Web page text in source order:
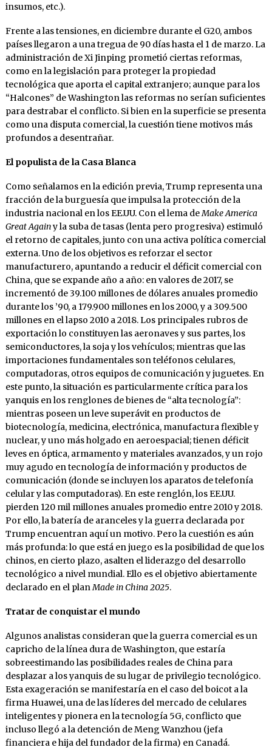
insumos, etc.).
Frente a las tensiones, en diciembre durante el G20, ambos
países llegaron a una tregua de 90 días hasta el 1 de marzo. La
administración de Xi Jinping prometió ciertas reformas,
como en la legislación para proteger la propiedad
tecnológica que aporta el capital extranjero; aunque para los
“Halcones” de Washington las reformas no serían suficientes
para destrabar el conflicto. Si bien en la superficie se presenta
como una disputa comercial, la cuestión tiene motivos más
profundos a desentrañar.
El populista de la Casa Blanca
Como señalamos en la edición previa, Trump representa una
fracción de la burguesía que impulsa la protección de la
industria nacional en los EE.UU. Con el lema deMake America
Great Againy la suba de tasas (lenta pero progresiva) estimuló
el retorno de capitales, junto con una activa política comercial
externa. Uno de los objetivos es reforzar el sector
manufacturero, apuntando a reducir el déficit comercial con
China, que se expande año a año: en valores de 2017, se
incrementó de 39.100 millones de dólares anuales promedio
durante los ’90, a 179.900 millones en los 2000, y a 309.500
millones en el lapso 2010 a 2018. Los principales rubros de
exportación lo constituyen las aeronaves y sus partes, los
semiconductores, la soja y los vehículos; mientras que las
importaciones fundamentales son teléfonos celulares,
computadoras, otros equipos de comunicación y juguetes. En
este punto, la situación es particularmente crítica para los
yanquis en los renglones de bienes de “alta tecnología”:
mientras poseen un leve superávit en productos de
biotecnología, medicina, electrónica, manufactura flexible y
nuclear, y uno más holgado en aeroespacial; tienen déficit
leves en óptica, armamento y materiales avanzados, y un rojo
muy agudo en tecnología de información y productos de
comunicación (donde se incluyen los aparatos de telefonía
celular y las computadoras). En este renglón, los EE.UU.
pierden 120 mil millones anuales promedio entre 2010 y 2018.
Por ello, la batería de aranceles y la guerra declarada por
Trump encuentran aquí un motivo. Pero la cuestión es aún
más profunda: lo que está en juego es la posibilidad de que los
chinos, en cierto plazo, asalten el liderazgo del desarrollo
tecnológico a nivel mundial. Ello es el objetivo abiertamente
declarado en el planMade in China 2025.
Tratar de conquistar el mundo
Algunos analistas consideran que la guerra comercial es un
capricho de la línea dura de Washington, que estaría
sobreestimando las posibilidades reales de China para
desplazar a los yanquis de su lugar de privilegio tecnológico.
Esta exageración se manifestaría en el caso del boicot a la
firma Huawei, una de las líderes del mercado de celulares
inteligentes y pionera en la tecnología 5G, conflicto que
incluso llegó a la detención de Meng Wanzhou (jefa
financiera e hija del fundador de la firma) en Canadá.